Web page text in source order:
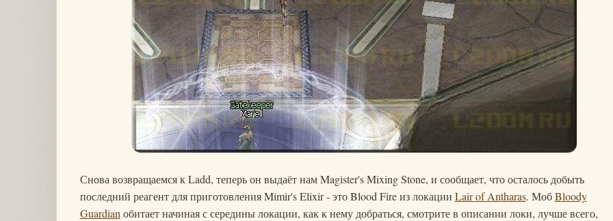
Снова возвращаемся к Ladd, теперь он выдаёт нам Magister's Mixing Stone, и сообщает, что осталось добыть
последний реагент для приготовления Mimir's Elixir - это Blood Fire из локации Lair of Antharas. МобBloody
Guardian обитает начиная с середины локации, как к нему добраться, смотрите в описании локи, лучше всего,